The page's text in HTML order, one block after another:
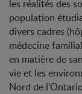
les réalités des
population
divers cadres
médecine
en matière de
vie et les
Nord de